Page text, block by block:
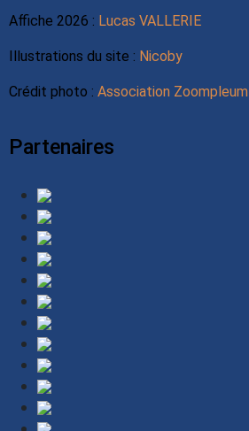
Affiche 2026 : Lucas VALLERIE
Illustrations du site : Nicoby
Crédit photo : Association Zoompleum
Partenaires